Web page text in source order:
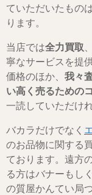
ていただいたもの
ります。
当店では全力買取
寧なサービスを提
価格のほか、 我々
い高く売るための
一読していただけ
バカラだけでなく
のお品物に関する
ております。遠方
る方はバナーもし
の質屋かんてい局